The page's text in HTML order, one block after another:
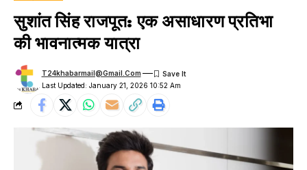
सुशांत सिंह राजपूत: एक असाधारण प्रतिभा
की भावनात्मक यात्रा
Last Updated: January 21, 2026 10:52 Am
T24khabarmail@gmail.com